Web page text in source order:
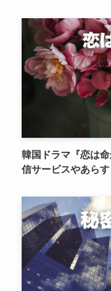
韓国ドラマ『恋は
信サービスやあら